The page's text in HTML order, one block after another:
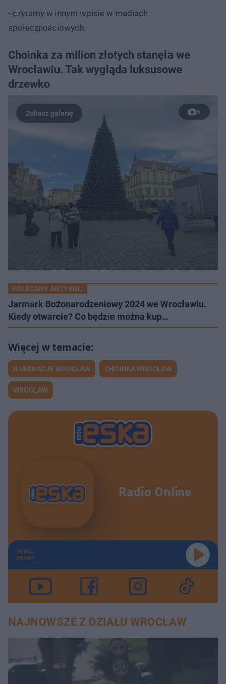
- czytamy w innym wpisie w mediach
społecznościowych.
Choinka za milion złotych stanęła we
Wrocławiu. Tak wygląda luksusowe
drzewko
6
POLECANY ARTYKUŁ:
Jarmark Bożonarodzeniowy 2024 we Wrocławiu.
Kiedy otwarcie? Co będzie można kup…
ILUMINACJE WROCŁAW CHOINKA WROCŁAW
WROCŁAW
Radio Online
TERAZ
GRAMY
NAJNOWSZE Z DZIAŁU WROCŁAW